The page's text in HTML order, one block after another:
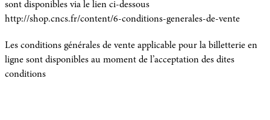
sont disponibles via le lien ci-dessous
http://shop.cncs.fr/content/6-conditions-generales-de-vente
Les conditions générales de vente applicable pour la billetterie en
ligne sont disponibles au moment de l’acceptation des dites
conditions